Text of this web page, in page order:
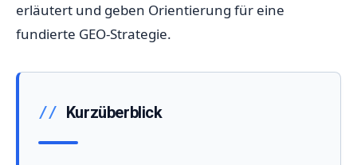
erläutert und geben Orientierung für eine
fundierte GEO-Strategie.
Kurzüberblick